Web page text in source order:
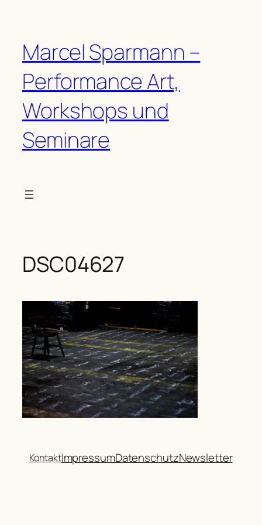
Marcel Sparmann –
Performance Art,
Workshops und
Seminare
DSC04627
KontaktImpressumDatenschutzNewsletter